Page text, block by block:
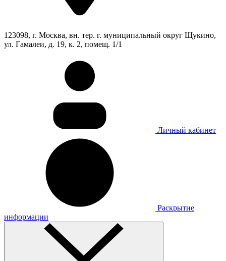
123098, г. Москва, вн. тер. г. муниципальный округ Щукино,
ул. Гамалеи, д. 19, к. 2, помещ. 1/1
Личный кабинет
Раскрытие
информации